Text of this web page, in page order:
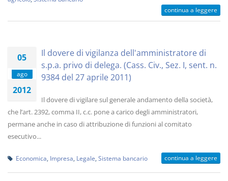
continua a leggere
05
ago
2012
Il dovere di vigilanza dell'amministratore di
s.p.a. privo di delega. (Cass. Civ., Sez. I, sent. n.
9384 del 27 aprile 2011)
Il dovere di vigilare sul generale andamento della società,
che l’art. 2392, comma II, c.c. pone a carico degli amministratori,
permane anche in caso di attribuzione di funzioni al comitato
esecutivo...
Economica Impresa Legale Sistema bancario continua a leggere